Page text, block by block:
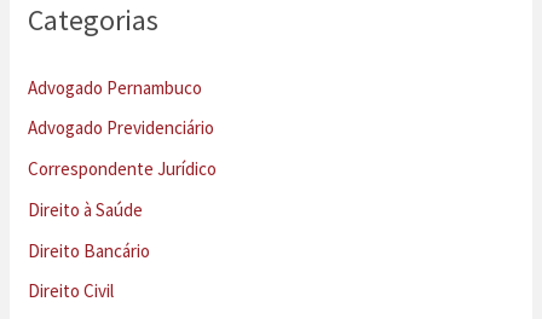
Categorias
Advogado Pernambuco
Advogado Previdenciário
Correspondente Jurídico
Direito à Saúde
Direito Bancário
Direito Civil